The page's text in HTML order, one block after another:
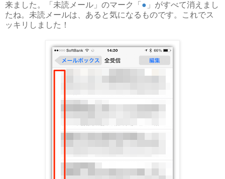
来ました。「未読メール」のマーク「 ● 」がすべて消えまし
たね。未読メールは、あると気になるものです。これでス
ッキリしました！